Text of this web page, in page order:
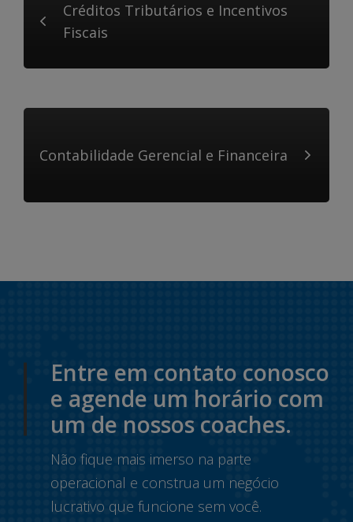
Créditos Tributários e Incentivos
Fiscais
Contabilidade Gerencial e Financeira
Entre em contato conosco
e agende um horário com
um de nossos coaches.
Não fique mais imerso na parte
operacional e construa um negócio
lucrativo que funcione sem você.